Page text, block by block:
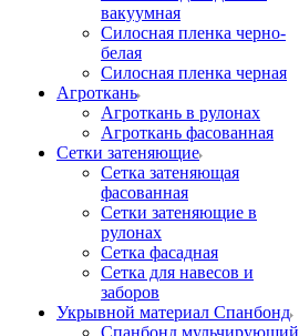
вакуумная
Силосная пленка черно-
белая
Силосная пленка черная
Агроткань
Агроткань в рулонах
Агроткань фасованная
Сетки затеняющие
Сетка затеняющая
фасованная
Сетки затеняющие в
рулонах
Сетка фасадная
Сетка для навесов и
заборов
Укрывной материал Спанбонд
Спанбонд мульчирующий